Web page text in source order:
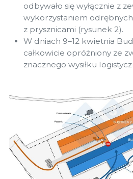
odbywało się wyłącznie z
wykorzystaniem
z prysznicami (rysunek 2).
W dniach 9–12 kwietnia
całkowicie opróżniony ze
znacznego wysiłku